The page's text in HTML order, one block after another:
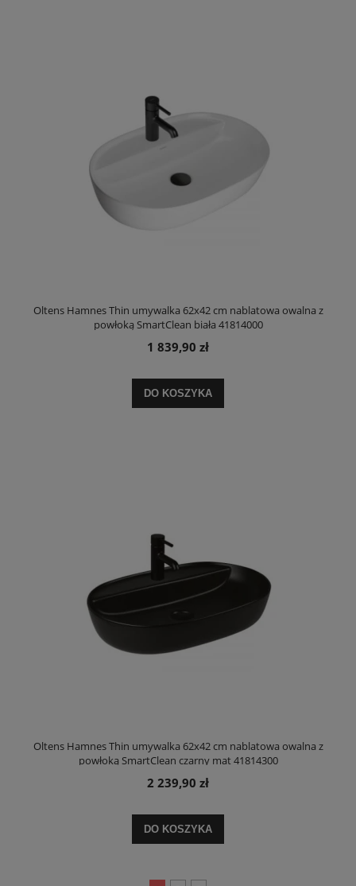
Oltens Hamnes Thin umywalka 62x42 cm nablatowa owalna z
powłoką SmartClean biała 41814000
1 839,90 zł
DO KOSZYKA
Oltens Hamnes Thin umywalka 62x42 cm nablatowa owalna z
powłoką SmartClean czarny mat 41814300
2 239,90 zł
DO KOSZYKA